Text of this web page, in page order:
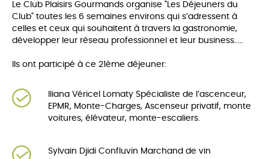
Le Club Plaisirs Gourmands organise "Les Déjeuners du
Club" toutes les 6 semaines environs qui s’adressent à
celles et ceux qui souhaitent à travers la gastronomie,
développer leur réseau professionnel et leur business.....
Ils ont participé à ce 21ème déjeuner:
Iliana Véricel Lomaty Spécialiste de l’ascenceur,
EPMR, Monte-Charges, Ascenseur privatif, monte
voitures, élévateur, monte-escaliers.
Sylvain Djidi Confluvin Marchand de vin